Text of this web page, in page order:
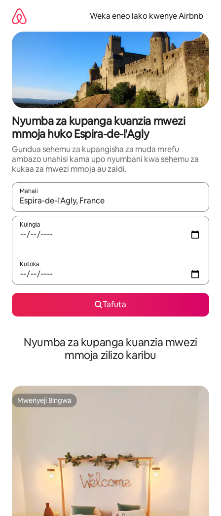
kwenda
kwenye
maudhui
Weka eneo lako kwenye Airbnb
Nyumba za kupanga kuanzia mwezi
mmoja huko Espira-de-l'Agly
Gundua sehemu za kupangisha za muda mrefu
ambazo unahisi kama upo nyumbani kwa sehemu za
kukaa za mwezi mmoja au zaidi.
Mahali
Wakati matokeo yanapatikana, vinjari kwa kutumia vitufe vya
Kuingia
Kutoka
Tafuta
Nyumba za kupanga kuanzia mwezi
mmoja zilizo karibu
Mwenyeji Bingwa
Mwenyeji Bingwa